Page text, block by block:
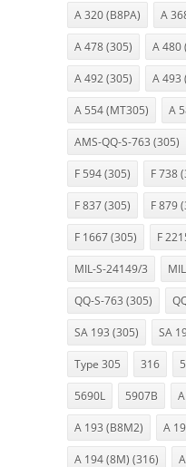
A 320 (B8PA) A
A 478 (305) A 480
A 492 (305) A 493
A 554 (MT305) A
AMS-QQ-S-763 (305)
F 594 (305) F 738
F 837 (305) F 879
F 1667 (305) F
MIL-S-24149/3
QQ-S-763 (305)
SA 193 (305) SA
Type 305 316
5690L 5907B
A 193 (B8M2) A
A 194 (8M) (316)